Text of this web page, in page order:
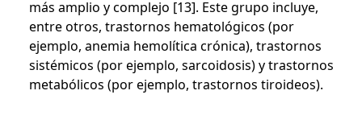
más amplio y complejo [13]. Este grupo incluye,
entre otros, trastornos hematológicos (por
ejemplo, anemia hemolítica crónica), trastornos
sistémicos (por ejemplo, sarcoidosis) y trastornos
metabólicos (por ejemplo, trastornos tiroideos).